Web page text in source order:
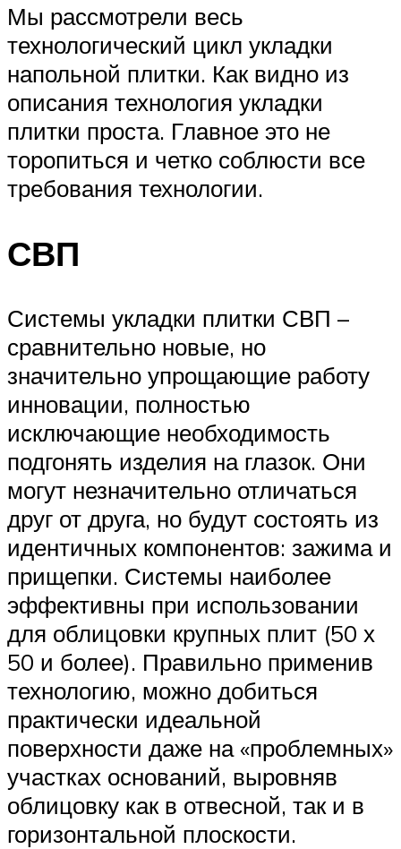
Мы рассмотрели весь
технологический цикл укладки
напольной плитки. Как видно из
описания технология укладки
плитки проста. Главное это не
торопиться и четко соблюсти все
требования технологии.
СВП
Системы укладки плитки СВП –
сравнительно новые, но
значительно упрощающие работу
инновации, полностью
исключающие необходимость
подгонять изделия на глазок. Они
могут незначительно отличаться
друг от друга, но будут состоять из
идентичных компонентов: зажима и
прищепки. Системы наиболее
эффективны при использовании
для облицовки крупных плит (50 х
50 и более). Правильно применив
технологию, можно добиться
практически идеальной
поверхности даже на «проблемных»
участках оснований, выровняв
облицовку как в отвесной, так и в
горизонтальной плоскости.